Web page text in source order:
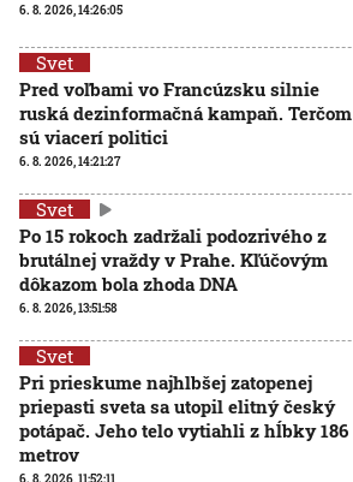
6. 8. 2026, 14:26:05
Svet
Pred voľbami vo Francúzsku silnie
ruská dezinformačná kampaň. Terčom
sú viacerí politici
6. 8. 2026, 14:21:27
Svet
Po 15 rokoch zadržali podozrivého z
brutálnej vraždy v Prahe. Kľúčovým
dôkazom bola zhoda DNA
6. 8. 2026, 13:51:58
Svet
Pri prieskume najhlbšej zatopenej
priepasti sveta sa utopil elitný český
potápač. Jeho telo vytiahli z hĺbky 186
metrov